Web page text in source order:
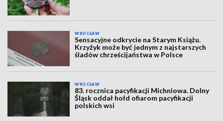
WROCŁAW
Sensacyjne odkrycie na Starym Książu.
Krzyżyk może być jednym z najstarszych
śladów chrześcijaństwa w Polsce
WROCŁAW
83. rocznica pacyfikacji Michniowa. Dolny
Śląsk oddał hołd ofiarom pacyfikacji
polskich wsi